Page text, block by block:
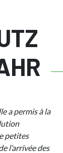
a permis à la
petites
l’arrivée des